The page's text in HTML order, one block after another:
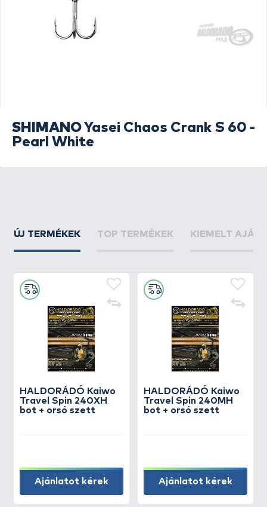
SHIMANOYasei Chaos Crank S 60 -
Pearl White
ÚJ TERMÉKEK TOP TERMÉKEK KIEMELT
HALDORÁDÓ Kaiwo
Travel Spin 240XH
bot + orsó szett
Ajánlatot kérek
HALDORÁDÓ Kaiwo
Travel Spin 240MH
bot + orsó szett
Ajánlatot kérek